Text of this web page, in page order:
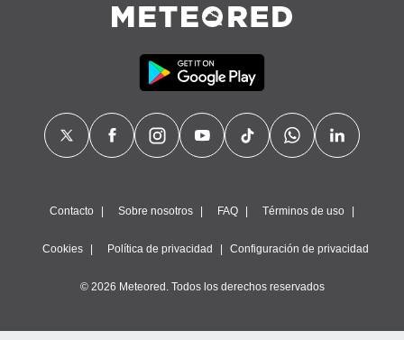
Contacto Sobre nosotros FAQ Términos de uso
Cookies Política de privacidad Configuración de privacidad
© 2026 Meteored. Todos los derechos reservados